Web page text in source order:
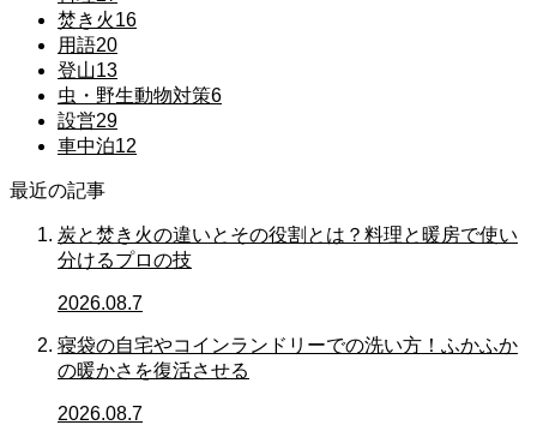
焚き火16
用語20
登山13
虫・野生動物対策6
設営29
車中泊12
最近の記事
炭と焚き火の違いとその役割とは？料理と暖房で使い
分けるプロの技
2026.08.7
寝袋の自宅やコインランドリーでの洗い方！ふかふか
の暖かさを復活させる
2026.08.7